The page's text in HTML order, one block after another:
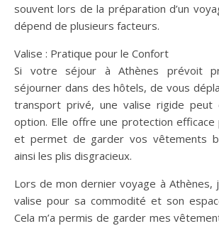
souvent lors de la préparation d’un
dépend de plusieurs facteurs.
Valise : Pratique pour le Confort
Si votre séjour à Athènes prévoit
séjourner dans des hôtels, de vous
transport privé, une valise rigide peut
option. Elle offre une protection
et permet de garder vos vêtements
ainsi les plis disgracieux.
Lors de mon dernier voyage à Athènes,
valise pour sa commodité et son
Cela m’a permis de garder mes